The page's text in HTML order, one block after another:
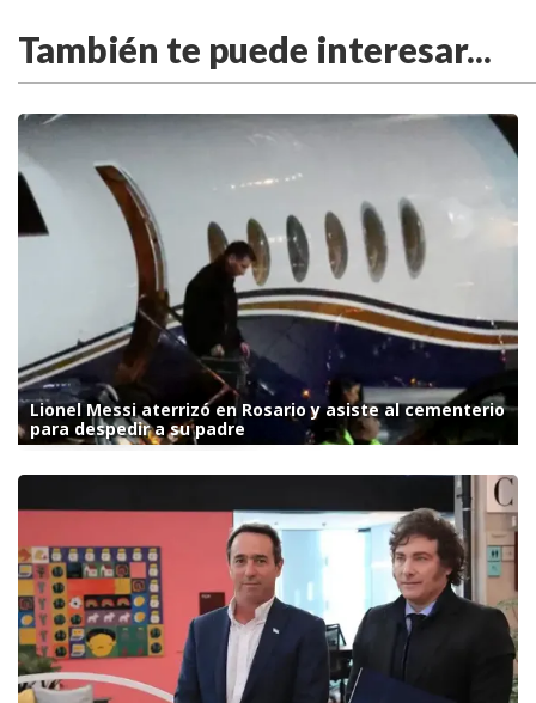
También te puede interesar...
Lionel Messi aterrizó en Rosario y asiste al cementerio
para despedir a su padre